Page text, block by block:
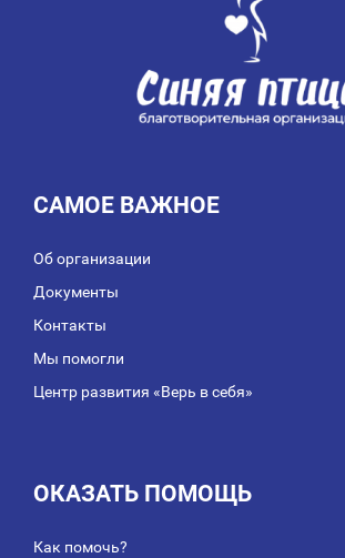
САМОЕ ВАЖНОЕ
Об организации
Документы
Контакты
Мы помогли
Центр развития «Верь в себя»
ОКАЗАТЬ ПОМОЩЬ
Как помочь?